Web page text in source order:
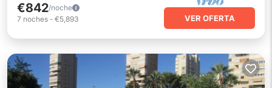
€842/noche
7 noches - €5,893 VER OFERTA